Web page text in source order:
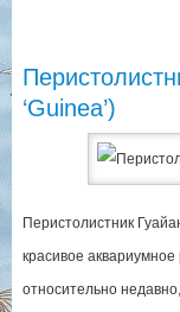
‘Guinea’)
Перистолистник
красивое
относительно